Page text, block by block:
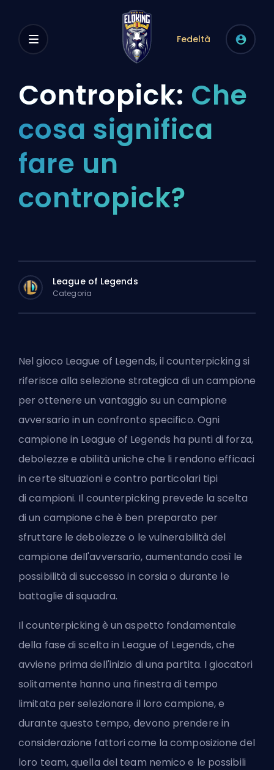
Fedeltà
Contropick: Che
cosa significa
fare un
contropick?
League of Legends
Categoria
Nel gioco League of Legends, il counterpicking si
riferisce alla selezione strategica di un campione
per ottenere un vantaggio su un campione
avversario in un confronto specifico. Ogni
campione in League of Legends ha punti di forza,
debolezze e abilità uniche che li rendono efficaci
in certe situazioni e contro particolari tipi
dicampioni. Il counterpicking prevede la scelta
di un campione che è ben preparato per
sfruttare le debolezze o le vulnerabilità del
campione dell'avversario, aumentando così le
possibilità di successo in corsia o durante le
battaglie di squadra.
Il counterpicking è un aspetto fondamentale
della fase di scelta in League of Legends, che
avviene prima dell'inizio di una partita. I giocatori
solitamente hanno una finestra di tempo
limitata per selezionare il loro campione, e
durante questo tempo, devono prendere in
considerazione fattori come la composizione del
loro team, quella del team nemico e le possibili